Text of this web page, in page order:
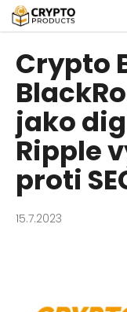
Přejít
na
obsah
Crypto
jako
Ripple
proti
15.7.2023
o
C
o
p
o
t
ř
e
b